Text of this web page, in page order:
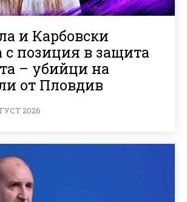
и Карбовски
с позиция в защита
– убийци на
от Пловдив
2026